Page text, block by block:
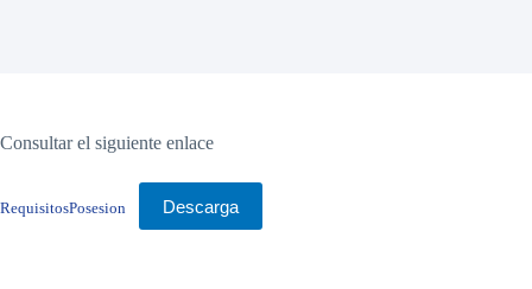
Consultar el siguiente enlace
RequisitosPosesion Descarga